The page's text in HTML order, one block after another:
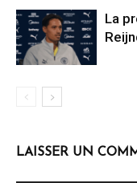
La
LAISSER UN